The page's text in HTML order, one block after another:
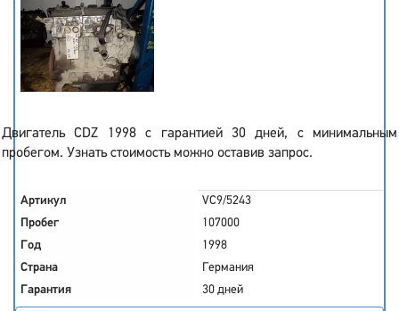
Двигатель CDZ 1998 с гарантией 30 дней, с минимальным
пробегом. Узнать стоимость можно оставив запрос.
Артикул
VC9/5243
Пробег
107000
Год
1998
Страна
Германия
Гарантия
30 дней